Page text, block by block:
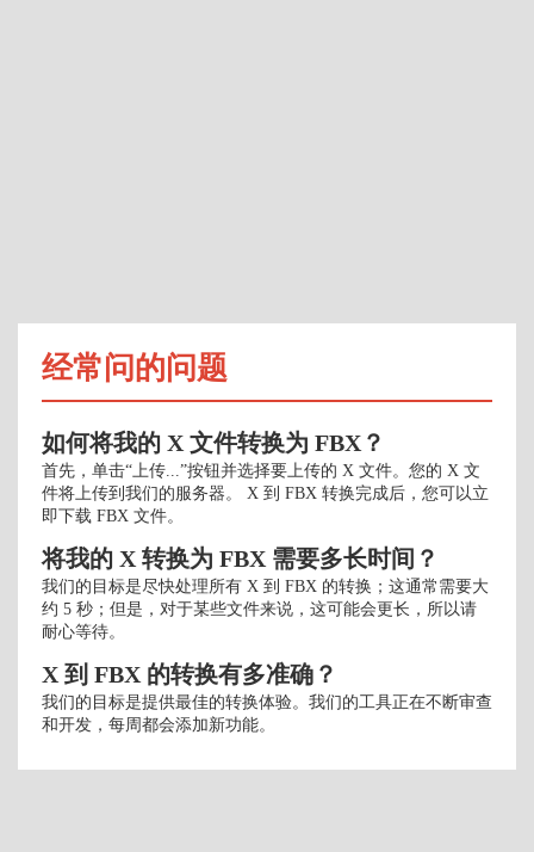
经常问的问题
如何将我的 X 文件转换为 FBX？
首先，单击“上传...”按钮并选择要上传的 X 文件。您的 X 文
件将上传到我们的服务器。 X 到 FBX 转换完成后，您可以立
即下载 FBX 文件。
将我的 X 转换为 FBX 需要多长时间？
我们的目标是尽快处理所有 X 到 FBX 的转换；这通常需要大
约 5 秒；但是，对于某些文件来说，这可能会更长，所以请
耐心等待。
X 到 FBX 的转换有多准确？
我们的目标是提供最佳的转换体验。我们的工具正在不断审查
和开发，每周都会添加新功能。